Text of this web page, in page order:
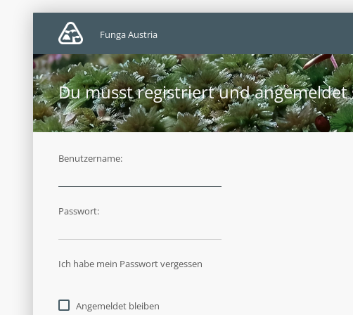
Funga Austria
Du musst registriert und angemeldet
Benutzername:
Passwort:
Ich habe mein Passwort vergessen
Angemeldet bleiben